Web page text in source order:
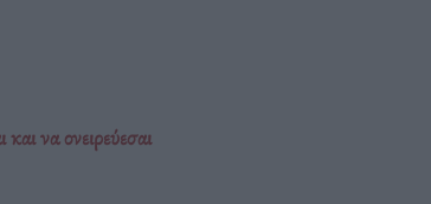
να ονειρεύεσαι